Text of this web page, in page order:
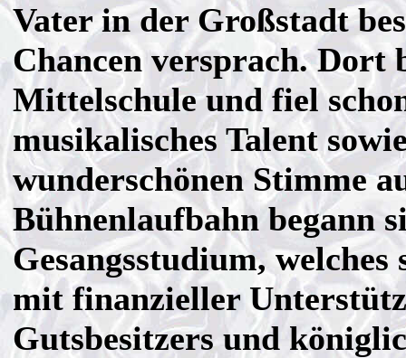
Vater in der Großstadt
Chancen versprach. Dort
Mittelschule und fiel
musikalisches Talent
wunderschönen Stimme
Bühnenlaufbahn begann
Gesangsstudium,
mit finanzieller
Gutsbesitzers und